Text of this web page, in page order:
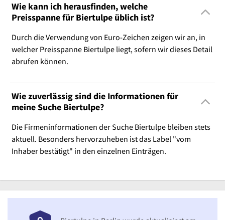
Wie kann ich herausfinden, welche
Preisspanne für Biertulpe üblich ist?
Durch die Verwendung von Euro-Zeichen zeigen wir an, in
welcher Preisspanne Biertulpe liegt, sofern wir dieses Detail
abrufen können.
Wie zuverlässig sind die Informationen für
meine Suche Biertulpe?
Die Firmeninformationen der Suche Biertulpe bleiben stets
aktuell. Besonders hervorzuheben ist das Label "vom
Inhaber bestätigt" in den einzelnen Einträgen.